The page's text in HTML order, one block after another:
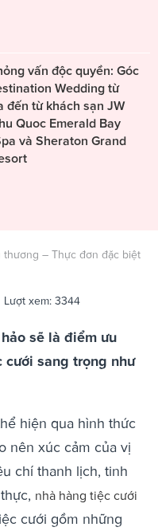
vấn độc quyền: Góc
Wedding từ
đến từ khách sạn JW
Quoc Emerald Bay
và Sheraton Grand
thương – Thực đơn đặc biệt
xem: 3344
sẽ là điểm ưu
sang trọng như
hiện qua hình thức
nên xúc cảm của vị
chí thanh lịch, tinh
nhà hàng tiệc cưới
cưới gồm những